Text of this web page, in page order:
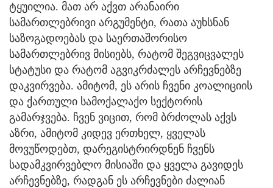
ტყუილია. მათ არ აქვთ არანაირი
სამართლებრივი არგუმენტი, რათა აუხსნან
საზოგადოებას და საერთაშორისო
სამართლებრივ მისიებს, რატომ შეგვიცვალეს
სტატუსი და რატომ აგვიკრძალეს არჩევნებზე
დაკვირვება. ამიტომ, ეს არის ჩვენი კოალიციის
და ქართული სამოქალაქო სექტორის
გამარჯვება. ჩვენ ვიცით, რომ ბრძოლას აქვს
აზრი, ამიტომ კიდევ ერთხელ, ყველას
მოვუწოდებთ, დარეგისტრირდნენ ჩვენს
სადამკვირვებლო მისიაში და ყველა გავიდეს
არჩევნებზე, რადგან ეს არჩევნები ძალიან